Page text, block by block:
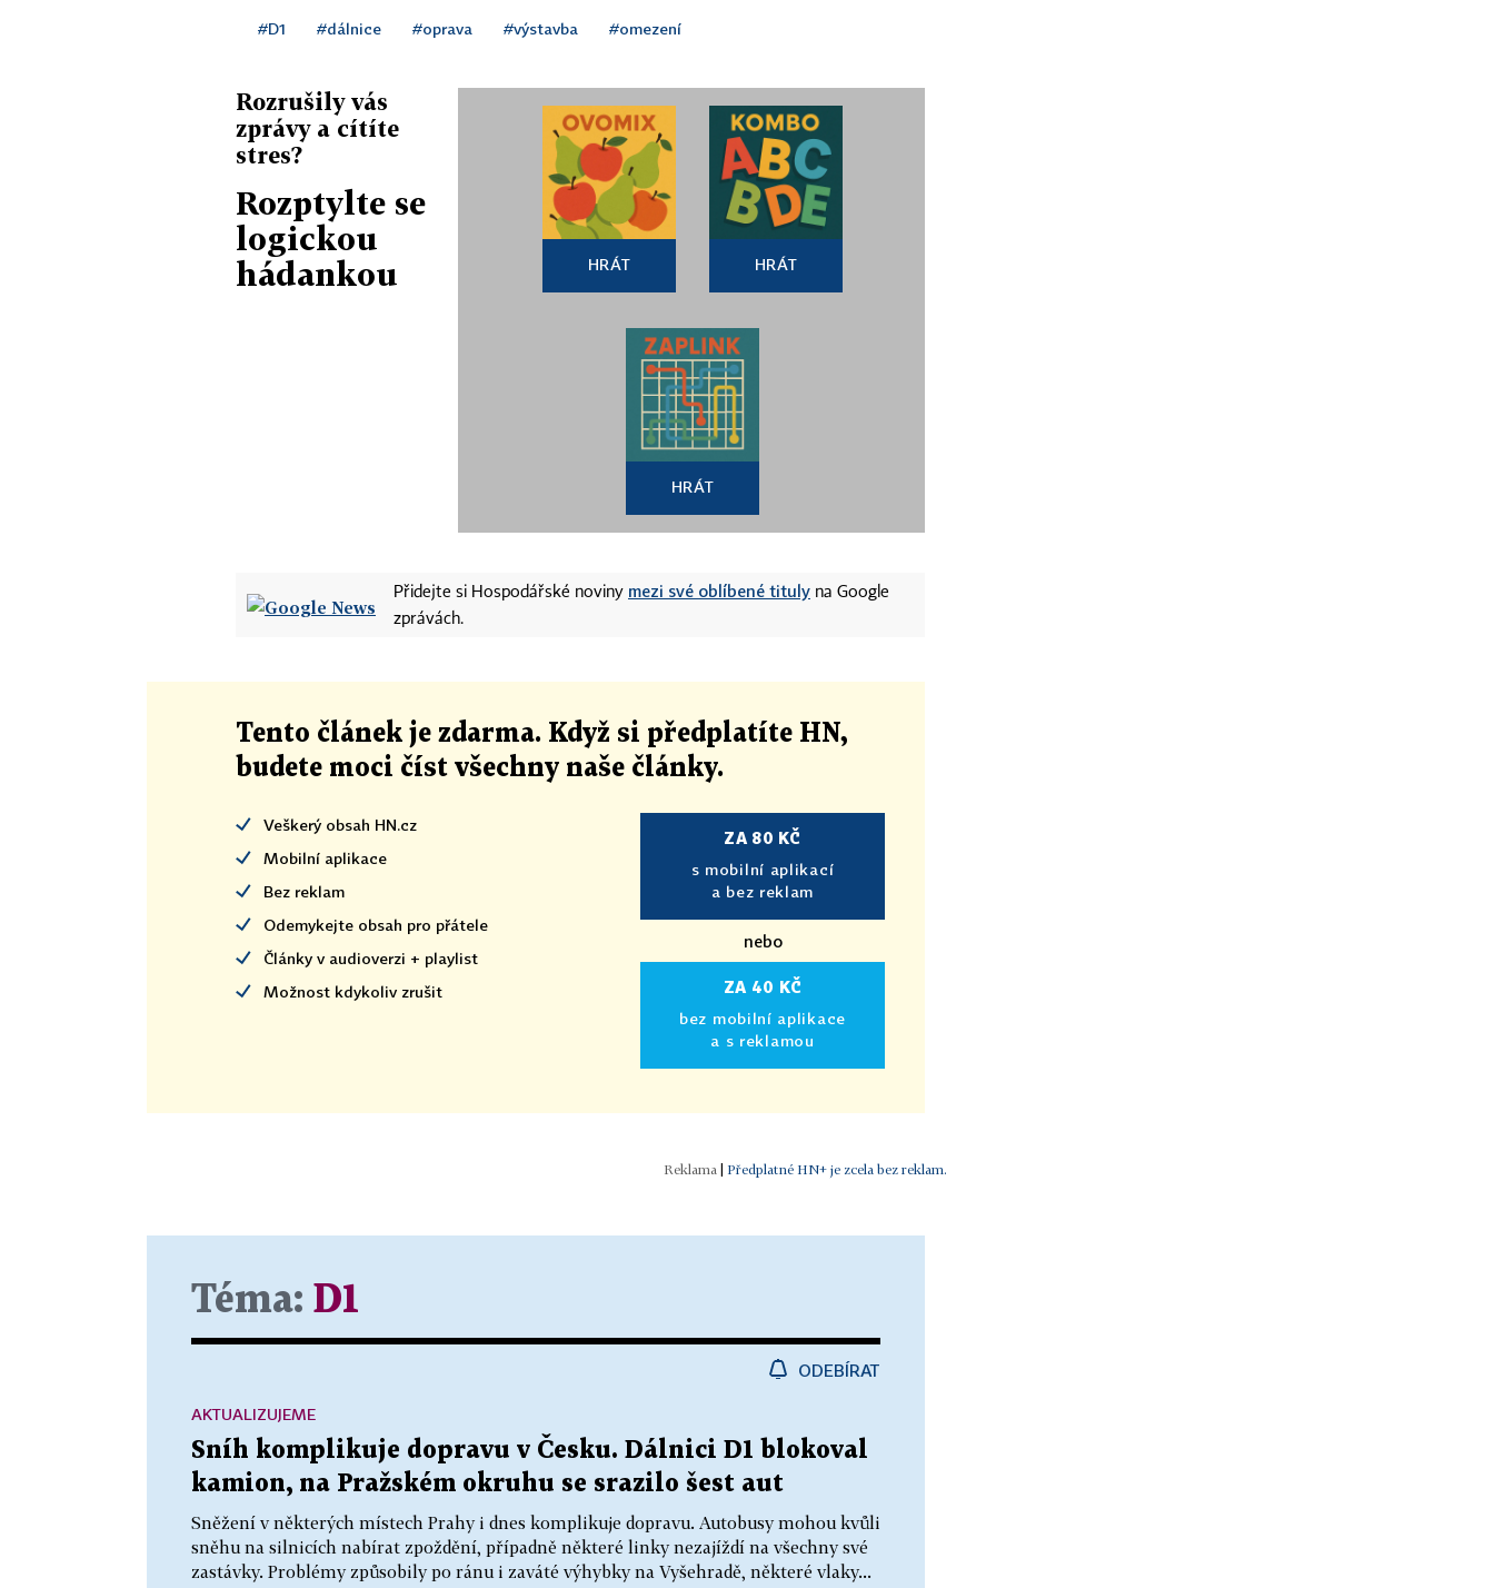
#D1 #dálnice #oprava #výstavba #omezení
Rozrušily vás
zprávy a cítíte
stres?
Rozptylte se
logickou
hádankou
HRÁT HRÁT
HRÁT
Přidejte si Hospodářské noviny mezi své oblíbené tituly na Google
zprávách.
Tento článek je zdarma. Když si předplatíte HN,
budete moci číst všechny naše články.
Veškerý obsah HN.cz
Mobilní aplikace
Bez reklam
Odemykejte obsah pro přátele
Články v audioverzi + playlist
Možnost kdykoliv zrušit
ZA 80 KČ
s mobilní aplikací
a bez reklam
nebo
ZA 40 KČ
bez mobilní aplikace
a s reklamou
| Předplatné HN+ je zcela bez reklam.
Téma: D1
ODEBÍRAT
Sníh komplikuje dopravu v Česku. Dálnici D1 blokoval
kamion, na Pražském okruhu se srazilo šest aut
Sněžení v některých místech Prahy i dnes komplikuje dopravu. Autobusy mohou kvůli
sněhu na silnicích nabírat zpoždění, případně některé linky nezajíždí na všechny své
zastávky. Problémy způsobily po ránu i zaváté výhybky na Vyšehradě, některé vlaky...
AKTUALIZUJEME